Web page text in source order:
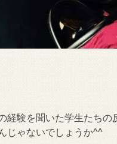
経験を聞いた学生たちの
じゃないでしょうか^^